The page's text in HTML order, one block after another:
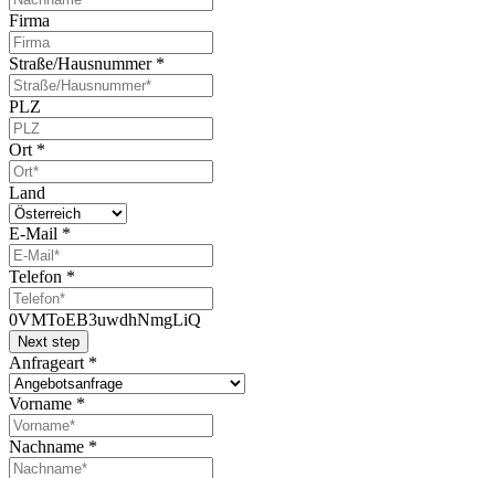
Firma
Straße/Hausnummer *
PLZ
Ort *
Land
E-Mail *
Telefon *
0VMToEB3uwdhNmgLiQ
Next step
Anfrageart *
Vorname *
Nachname *